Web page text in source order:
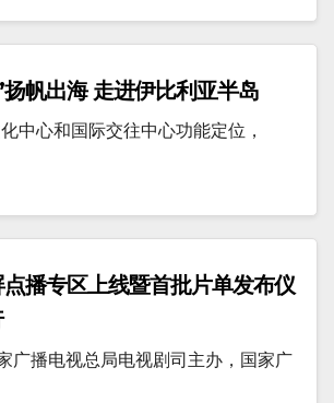
帆出海 走进伊比利亚半岛
中心和国际交往中心功能定位，
播专区上线暨首批片单发布仪
广播电视总局电视剧司主办，国家广